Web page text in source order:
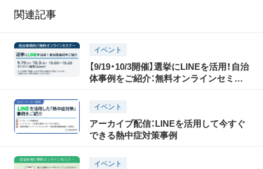
関連記事
イベント
【9/19・10/3開催】選挙にLINEを活用！自治
体事例をご紹介：無料オンラインセミナ
イベント
アーカイブ配信：LINEを活用して今すぐ
できる熱中症対策事例
イベント